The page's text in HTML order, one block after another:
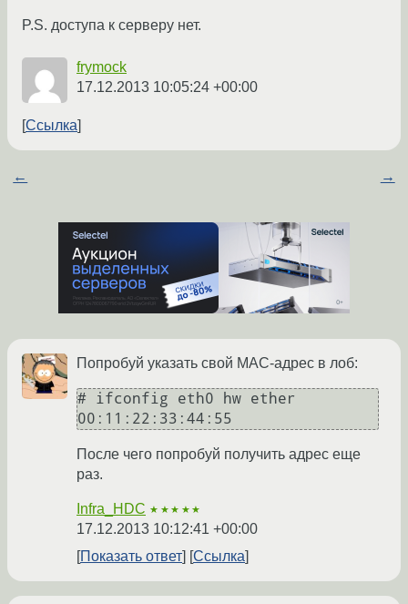
P.S. доступа к серверу нет.
frymock
17.12.2013 10:05:24 +00:00
Ссылка
← →
Попробуй указать свой MAC-адрес в лоб:
# ifconfig eth0 hw ether
00:11:22:33:44:55
После чего попробуй получить адрес еще
раз.
Infra_HDC ★★★★★
17.12.2013 10:12:41 +00:00
Показать ответ
Ссылка